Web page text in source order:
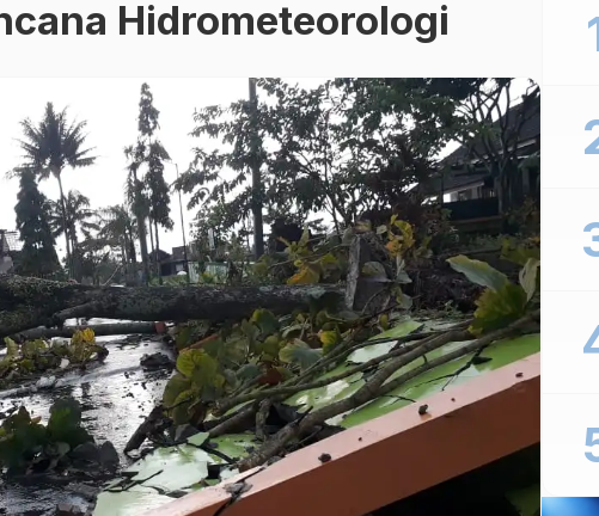
Hidrometeorologi